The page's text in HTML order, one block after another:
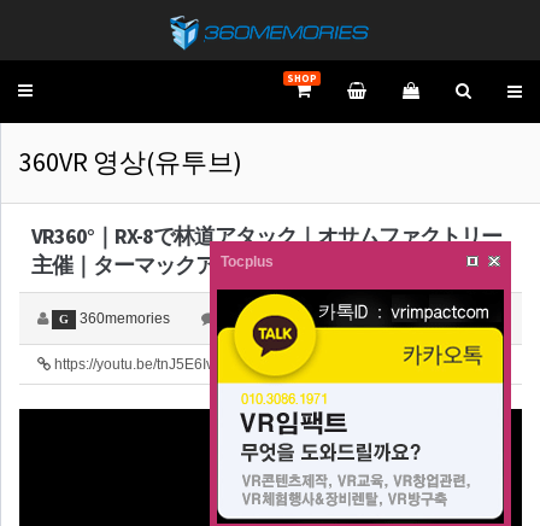
Toggle
SHOP
360VR 영상(유투브)
VR360°｜RX-8で林道アタック｜オサムファクトリー
主催｜ターマックアタック競技会 in 宇治田原
G 360memories 3,610
https://youtu.be/tnJ5E6IvNYw
Tocplus